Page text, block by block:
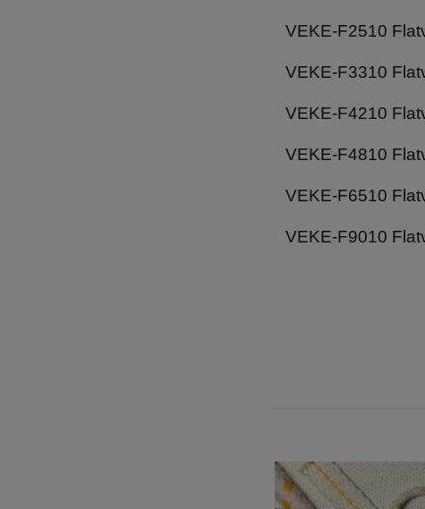
VEKE-F2510
VEKE-F3310
VEKE-F4210
VEKE-F4810
VEKE-F6510
VEKE-F9010